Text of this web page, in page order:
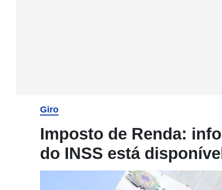
Giro
Imposto de Renda:
do INSS está